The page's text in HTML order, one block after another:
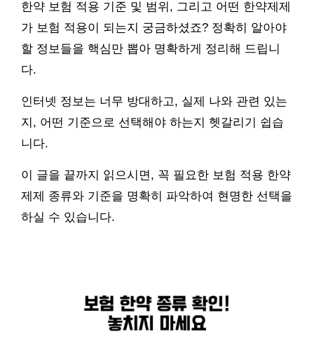
한약 보험 적용 기준 및 범위, 그리고 어떤 한약제제
가 보험 적용이 되는지 궁금하셨죠? 정확히 알아야
할 정보들을 핵심만 뽑아 명확하게 정리해 드립니
다.
인터넷 정보는 너무 방대하고, 실제 나와 관련 있는
지, 어떤 기준으로 선택해야 하는지 헷갈리기 쉽습
니다.
이 글을 끝까지 읽으시면, 꼭 필요한 보험 적용 한약
제제 종류와 기준을 명확히 파악하여 현명한 선택을
하실 수 있습니다.